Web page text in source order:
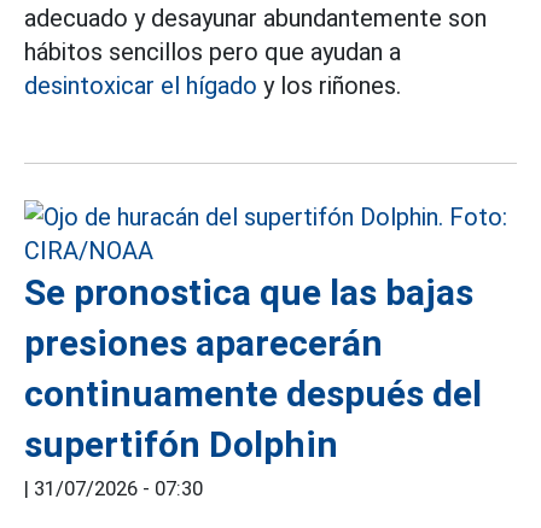
adecuado y desayunar abundantemente son
hábitos sencillos pero que ayudan a
desintoxicar el hígado y los riñones.
Se pronostica que las bajas
presiones aparecerán
continuamente después del
supertifón Dolphin
| 31/07/2026 - 07:30